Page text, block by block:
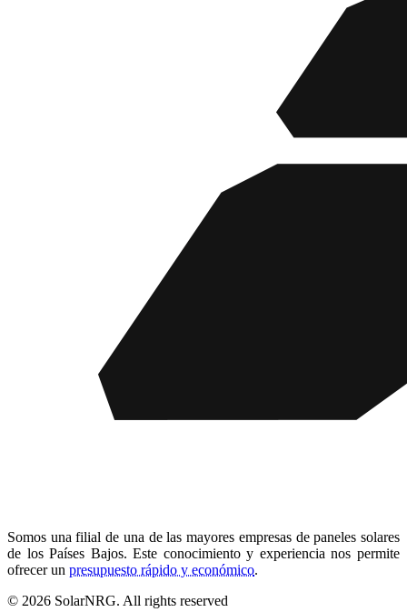
Somos una filial de una de las mayores empresas de paneles solares
de los Países Bajos. Este conocimiento y experiencia nos permite
ofrecer un presupuesto rápido y económico.
© 2026 SolarNRG. All rights reserved